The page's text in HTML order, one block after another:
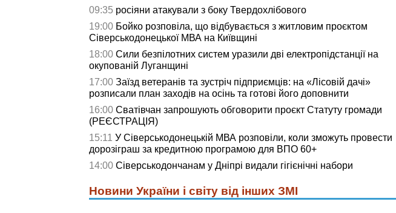
09:35 росіяни атакували з боку Твердохлібового
19:00 Бойко розповіла, що відбувається з житловим проєктом
Сіверськодонецької МВА на Київщині
18:00 Сили безпілотних систем уразили дві електропідстанції на
окупованій Луганщині
17:00 Заїзд ветеранів та зустріч підприємців: на «Лісовій дачі»
розписали план заходів на осінь та готові його доповнити
16:00 Сватівчан запрошують обговорити проєкт Статуту громади
(РЕЄСТРАЦІЯ)
15:11 У Сіверськодонецькій МВА розповіли, коли зможуть провести
дорозіграш за кредитною програмою для ВПО 60+
14:00 Сіверськодончанам у Дніпрі видали гігієнічні набори
Новини України і світу від інших ЗМІ